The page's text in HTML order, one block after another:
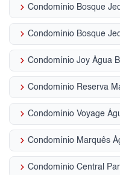
keyboard_arrow_right Condomínio Bosque
keyboard_arrow_right Condomínio Bosque
keyboard_arrow_right Condomínio Joy Água
keyboard_arrow_right Condomínio Reserva
keyboard_arrow_right Condomínio Voyage
keyboard_arrow_right Condomínio Marquês
keyboard_arrow_right Condomínio Central